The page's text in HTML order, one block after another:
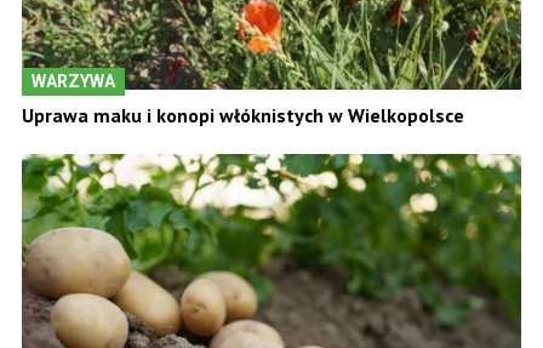
WARZYWA
Uprawa maku i konopi włóknistych w Wielkopolsce